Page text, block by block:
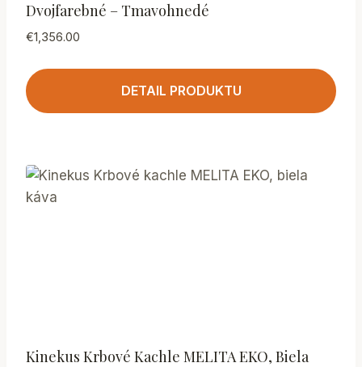
Dvojfarebné – Tmavohnedé
€1,356.00
DETAIL PRODUKTU
Kinekus Krbové Kachle MELITA EKO, Biela